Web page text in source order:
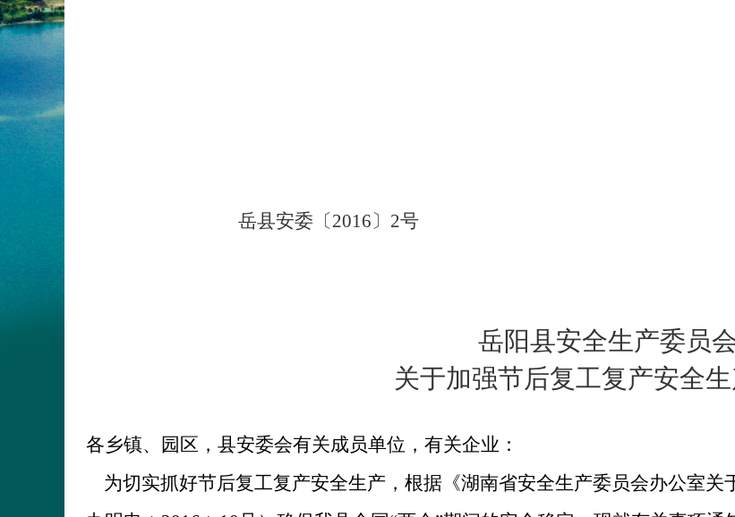
岳县安委〔2016〕 2号
岳阳县安全生产委员
关于加强节后复工复产安全
各乡镇、园区，县安委会有关成员单位，有关企业：
为切实抓好节后复工复产安全生产，根据《湖南省安全生产委员会办公室